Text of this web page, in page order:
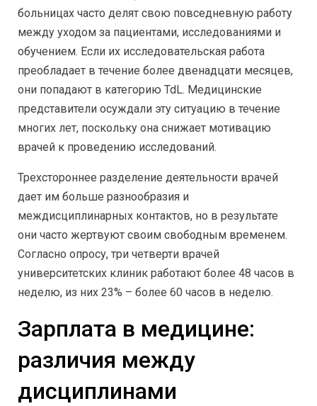
больницах часто делят свою повседневную работу
между уходом за пациентами, исследованиями и
обучением. Если их исследовательская работа
преобладает в течение более двенадцати месяцев,
они попадают в категорию TdL. Медицинские
представители осуждали эту ситуацию в течение
многих лет, поскольку она снижает мотивацию
врачей к проведению исследований.
Трехстороннее разделение деятельности врачей
дает им больше разнообразия и
междисциплинарных контактов, но в результате
они часто жертвуют своим свободным временем.
Согласно опросу, три четверти врачей
университетских клиник работают более 48 часов в
неделю, из них 23% – более 60 часов в неделю.
Зарплата в медицине:
различия между
дисциплинами